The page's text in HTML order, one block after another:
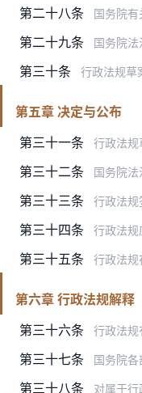
第二十八条 国务院有关部门对送审稿涉及的主
第二十九条 国务院法治部门应当认
第三十条 行政法规草案由国务院法治部门主要负责
第五章 决定与公布
第三十一条
行政法规
第三十二条 国务院法治部门应当根据
第三十三条 行政法规签署公布后，及时在国务
第三十四条 行政法规应当自公布之日起30
第三十五条 行政法规在公
第六章 行政法规解释
第三十六条
行政法规
第三十七条 国务院各部门
第三十八条 对属于行政工作中具体应用行政法